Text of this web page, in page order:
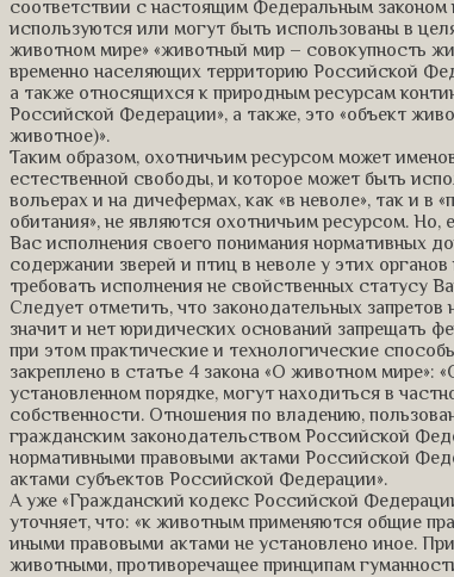
соответствии с настоящим Федеральным
используются или могут быть использованы в
животном мире» «животный мир – совокупность
временно населяющих территорию Российской
а также относящихся к природным ресурсам
Российской Федерации», а также, это «объект
животное)».
Таким образом, охотничьим ресурсом может
естественной свободы, и которое может быть
вольерах и на дичефермах, как «в неволе», так и
обитания», не являются охотничьим ресурсом.
Вас исполнения своего понимания нормативных
содержании зверей и птиц в неволе у этих
требовать исполнения не свойственных статусу
Следует отметить, что законодательных
значит и нет юридических оснований запрещать
при этом практические и технологические
закреплено в статье 4 закона «О животном
установленном порядке, могут находиться в
собственности. Отношения по владению,
гражданским законодательством Российской
нормативными правовыми актами Российской
актами субъектов Российской Федерации».
А уже «Гражданский кодекс Российской
уточняет, что: «к животным применяются общие
иными правовыми актами не установлено иное.
животными, противоречащее принципам